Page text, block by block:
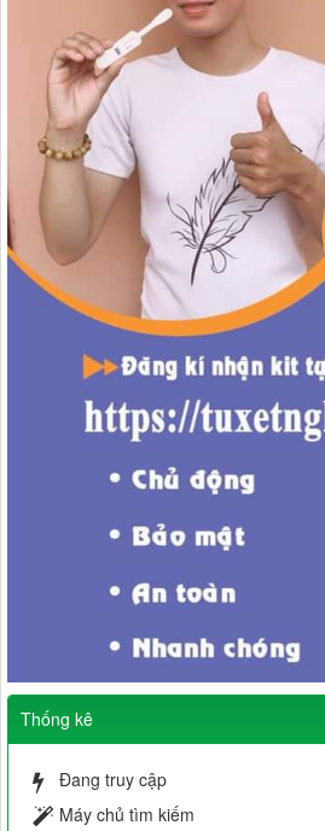
Thống kê
Đang truy cập
Máy chủ tìm kiếm